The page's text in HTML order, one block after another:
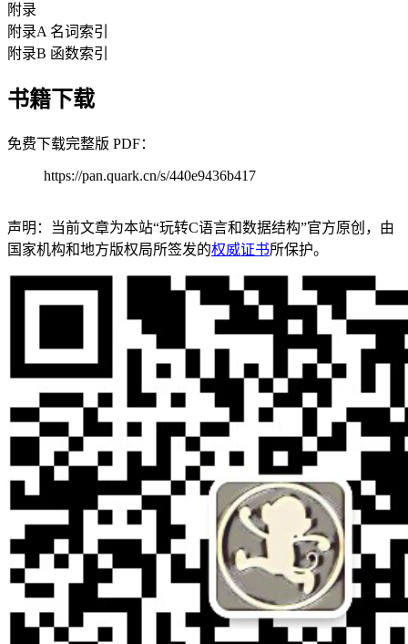
附录
附录A 名词索引
附录B 函数索引
书籍下载
免费下载完整版 PDF：
https://pan.quark.cn/s/440e9436b417
声明：当前文章为本站“玩转C语言和数据结构”官方原创，由
国家机构和地方版权局所签发的权威证书所保护。